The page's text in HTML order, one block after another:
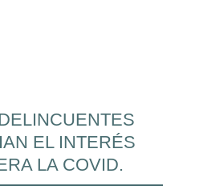
EL INTERÉS
LA COVID.